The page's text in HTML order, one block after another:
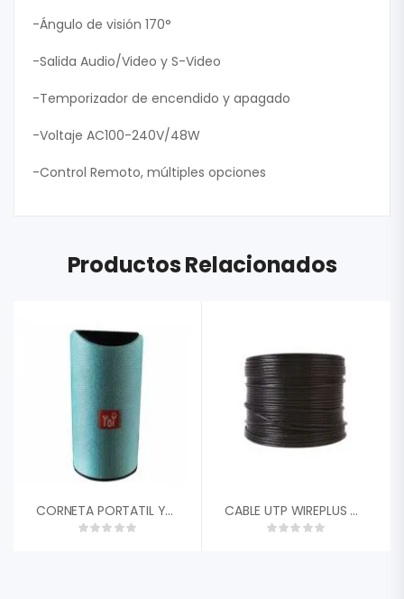
-Ángulo de visión 170°
-Salida Audio/Video y S-Video
-Temporizador de encendido y apagado
-Voltaje AC100-240V/48W
-Control Remoto, múltiples opciones
Productos Relacionados
CORNETA PORTATIL YOY TG113 CON BT VERDE 10W FM/AUX CABLE UTP WIREPLUS CAT5E WIREPLUS